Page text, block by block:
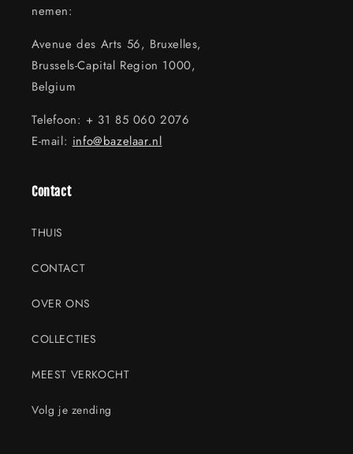
nemen:
Avenue des Arts 56, Bruxelles,
Brussels-Capital Region 1000,
Belgium
Telefoon: + 31 85 060 2076
E-mail: info@bazelaar.nl
Contact
THUIS
CONTACT
OVER ONS
COLLECTIES
MEEST VERKOCHT
Volg je zending